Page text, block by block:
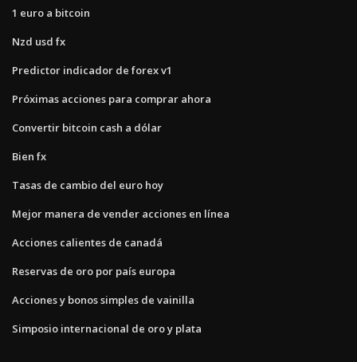
1 euro a bitcoin
Nzd usd fx
Predictor indicador de forex v1
Próximas acciones para comprar ahora
Convertir bitcoin cash a dólar
Bien fx
Tasas de cambio del euro hoy
Mejor manera de vender acciones en línea
Acciones calientes de canadá
Reservas de oro por país europa
Acciones y bonos simples de vainilla
Simposio internacional de oro y plata